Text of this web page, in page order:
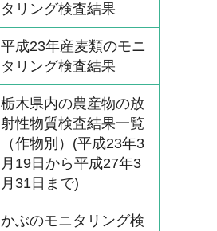
タリング検査結果
平成23年産麦類のモニ
タリング検査結果
栃木県内の農産物の放
射性物質検査結果一覧
（作物別）(平成23年3
月19日から平成27年3
月31日まで)
かぶのモニタリング検